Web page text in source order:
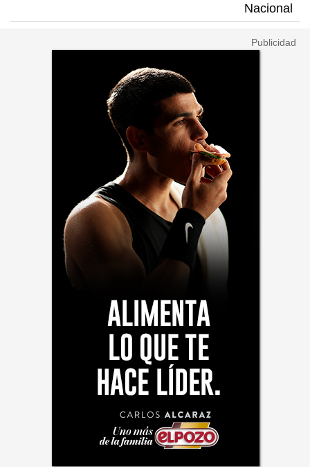
Nacional